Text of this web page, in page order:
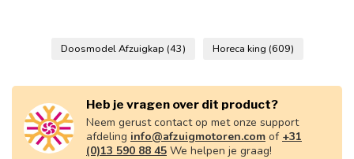
Doosmodel Afzuigkap (43) Horeca king (609)
Heb je vragen over dit product?
Neem gerust contact op met onze support
afdeling info@afzuigmotoren.com of +31
(0)13 590 88 45 We helpen je graag!